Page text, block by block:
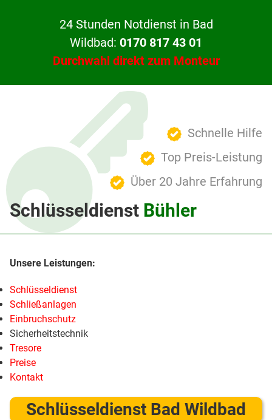
24 Stunden Notdienst in Bad
Wildbad: 0170 817 43 01
Durchwahl direkt zum Monteur
Schnelle Hilfe
Top Preis-Leistung
Über 20 Jahre Erfahrung
Schlüsseldienst Bühler
Schlüsseldienst
Schließanlagen
Einbruchschutz
Sicherheitstechnik
Tresore
Preise
Kontakt
Schlüsseldienst Bad Wildbad